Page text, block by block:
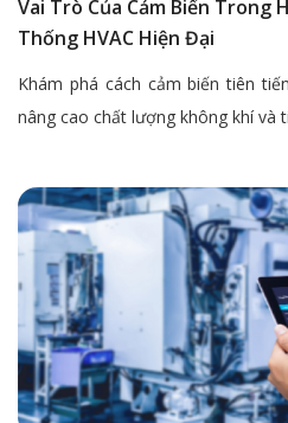
Vai Trò Của Cảm Biến Trong
Thống HVAC Hiện Đại
Khám phá cách cảm biến tiên
nâng cao chất lượng không khí và